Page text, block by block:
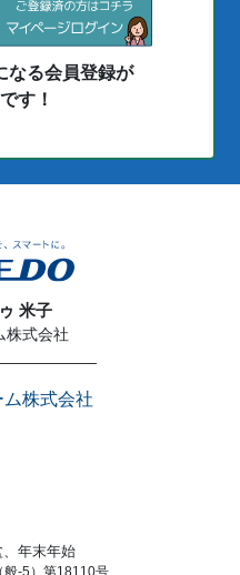
なる会員登録が
す！
米子
株式会社
株式会社
年末年始
般-5）第18110号